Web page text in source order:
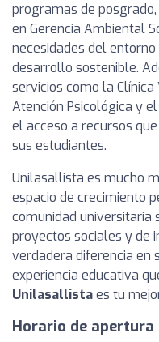
programas de
en Gerencia Ambiental
necesidades del
desarrollo sostenible.
servicios como la
Atención Psicológica y
el acceso a recursos
sus estudiantes.
Unilasallista es mucho
espacio de crecimiento
comunidad universitaria
proyectos sociales y de
verdadera diferencia en
experiencia educativa
Unilasallistaes tu
Horario de apertura